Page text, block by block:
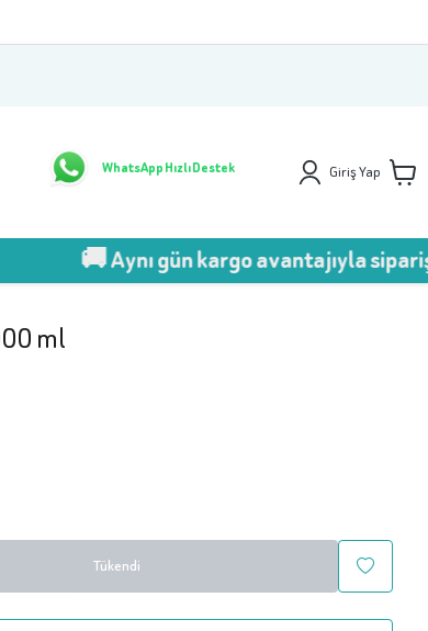
WhatsApp Hızlı Destek Giriş Yap
🚚 Aynı gün kargo avantajıyla sipariş ver!
ml
Tükendi